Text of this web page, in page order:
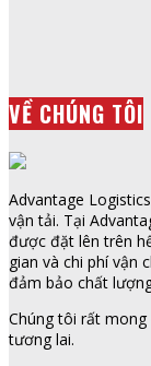
VỀ CHÚNG TÔI
Advantage
vận tải. Tại
được đặt lên trên
gian và chi phí vận
đảm bảo chất
Chúng tôi rất
tương lai.